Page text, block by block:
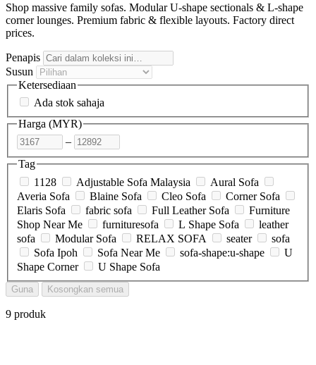
Shop massive family sofas. Modular U-shape sectionals & L-shape
corner lounges. Premium fabric & flexible layouts. Factory direct
prices.
Penapis
Susun
Ketersediaan
Ada stok sahaja
Harga (MYR)
–
Tag
1128
Adjustable Sofa Malaysia
Aural Sofa
Averia Sofa
Blaine Sofa Cleo Sofa
Corner Sofa
Elaris Sofa
fabric sofa Full Leather Sofa
Furniture
Shop Near Me
furnituresofa L Shape Sofa
leather
sofa
Modular Sofa RELAX SOFA seater
sofa
Sofa Ipoh
Sofa Near Me sofa-shape:u-shape
U
Shape Corner
U Shape Sofa
Guna Kosongkan semua
9 produk